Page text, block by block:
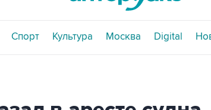
Спорт Культура Москва Digital